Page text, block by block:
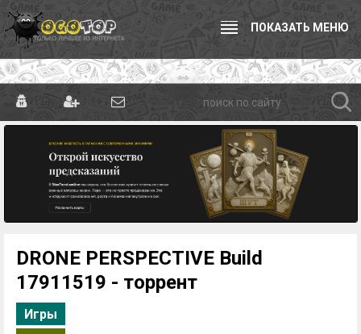
ПОКАЗАТЬ МЕНЮ
DRONE PERSPECTIVE Build
17911519 - торрент
Игры